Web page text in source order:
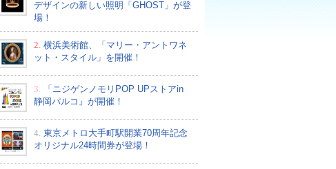
デザインの新しい照明「GHOST」が登
場！
2. 横浜美術館、「マリー・アントワネ
ット・スタイル」を開催！
3.
「ニジゲンノモリPOP UPストアin
静岡パルコ』が開催！
4. 東京メトロ大手町駅開業70周年記念
オリジナル24時間券が登場！